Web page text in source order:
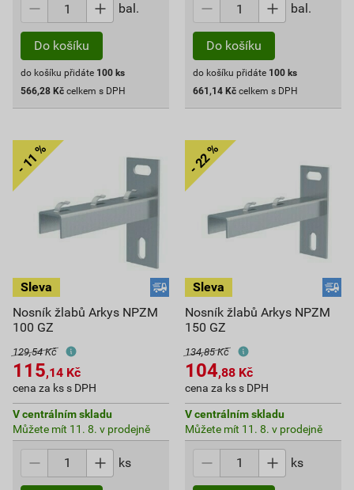
bal.
Do košíku
do košíku přidáte 100 ks
566,28 Kč celkem s DPH
bal.
Do košíku
do košíku přidáte 100 ks
661,14 Kč celkem s DPH
Nosník žlabů Arkys NPZM
100 GZ
129,54 Kč
115,14 Kč
cena za ks s DPH
V centrálním skladu
Můžete mít 11. 8. v prodejně
ks
Nosník žlabů Arkys NPZM
150 GZ
134,85 Kč
104,88 Kč
cena za ks s DPH
V centrálním skladu
Můžete mít 11. 8. v prodejně
ks